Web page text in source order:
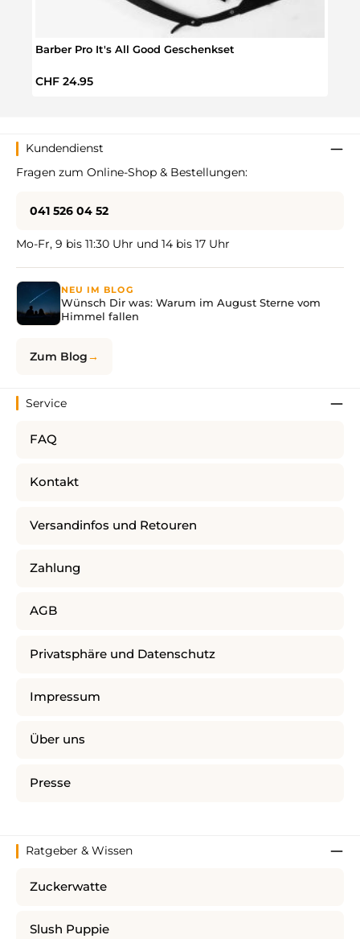
Barber Pro It's All Good Geschenkset
Regulärer Preis:
CHF 24.95
Kundendienst
Fragen zum Online-Shop & Bestellungen:
041 526 04 52
Mo-Fr, 9 bis 11:30 Uhr und 14 bis 17 Uhr
NEU IM BLOG
Wünsch Dir was: Warum im August Sterne vom
Himmel fallen
Zum Blog
Service
FAQ
Kontakt
Versandinfos und Retouren
Zahlung
AGB
Privatsphäre und Datenschutz
Impressum
Über uns
Presse
Ratgeber & Wissen
Zuckerwatte
Slush Puppie